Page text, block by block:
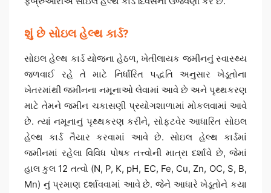
શું છે સોઇલ હેલ્થ કાર્ડ?
સોઇલ હેલ્થ કાર્ડ યોજના હેઠળ, ખેતીલાયક જમીનનું સ્વાસ્થ્ય
જળવાઈ રહે તે માટે નિર્ધારિત પદ્ધતિ અનુસાર ખેડૂતોના
ખેતરમાંથી જમીનના નમૂનાઓ લેવામાં આવે છે અને પૃથ્થકરણ
માટે તેમને જમીન ચકાસણી પ્રયોગશાળામાં મોકલવામાં આવે
છે. ત્યાં નમૂનાનું પૃથ્થકરણ કરીને, સોફ્ટવેર આધારિત સોઇલ
હેલ્થ કાર્ડ તૈયાર કરવામાં આવે છે. સોઇલ હેલ્થ કાર્ડમાં
જમીનમાં રહેલા વિવિધ પોષક તત્ત્વોની માત્રા દર્શાવે છે, જેમાં
હાલ કુલ 12 તત્વો (N, P, K, pH, EC, Fe, Cu, Zn, OC, S, B,
Mn) નું પ્રમાણ દર્શાવવામાં આવે છે. જેને આધારે ખેડૂતોને કયા